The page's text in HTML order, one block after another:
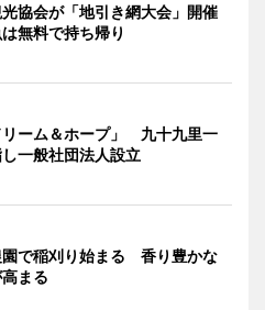
協会が「地引き網大会」開催
無料で持ち帰り
リーム＆ホープ」 九十九里一
一般社団法人設立
園で稲刈り始まる 香り豊かな
まる